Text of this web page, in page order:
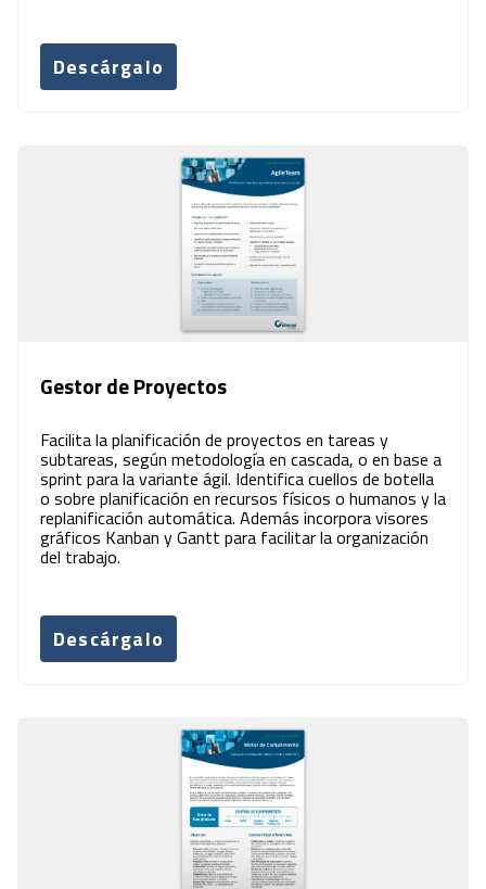
Descárgalo
Gestor de Proyectos
Facilita la planificación de proyectos en tareas y
subtareas, según metodología en cascada, o en base a
sprint para la variante ágil. Identifica cuellos de botella
o sobre planificación en recursos físicos o humanos y la
replanificación automática. Además incorpora visores
gráficos Kanban y Gantt para facilitar la organización
del trabajo.
Descárgalo